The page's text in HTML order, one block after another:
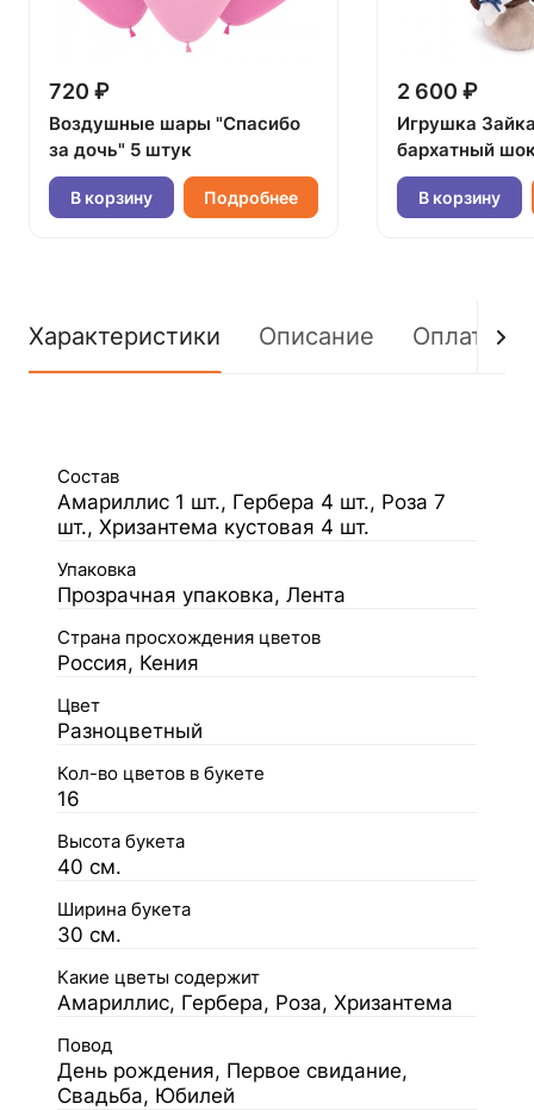
720 ₽
Воздушные шары "Спасибо
за дочь" 5 штук
В корзину Подробнее
2 600 ₽
Игрушка
бархатный
В корзину
Характеристики Описание Оплата
Состав
Амариллис 1 шт., Гербера 4 шт., Роза 7
шт., Хризантема кустовая 4 шт.
Упаковка
Прозрачная упаковка, Лента
Страна просхождения цветов
Россия, Кения
Цвет
Разноцветный
Кол-во цветов в букете
16
Высота букета
40 см.
Ширина букета
30 см.
Какие цветы содержит
Амариллис, Гербера, Роза, Хризантема
Повод
День рождения, Первое свидание,
Свадьба, Юбилей